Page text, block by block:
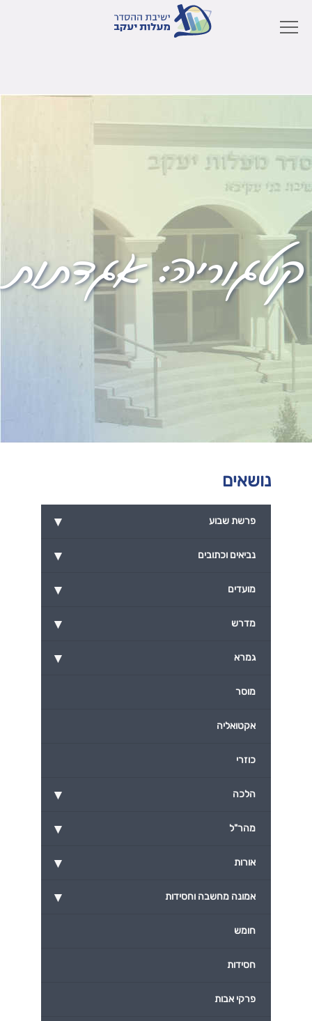
קטגוריה:אגדתות
נושאים
▾ פרשת שבוע
▾ נביאים וכתובים
▾ מועדים
▾ מדרש
▾ גמרא
מוסר
אקטואליה
כוזרי
▾ הלכה
▾ מהר"ל
▾ אורות
▾ אמונה מחשבה וחסידות
חומש
חסידות
פרקי אבות